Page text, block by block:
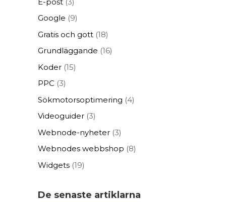
Google (9)
Gratis och gott(18)
Grundläggande (16)
Koder(15)
PPC (3)
Sökmotorsoptimering (4)
Videoguider(3)
Webnode-nyheter(3)
Webnodes webbshop (8)
Widgets(19)
De senaste artiklarna